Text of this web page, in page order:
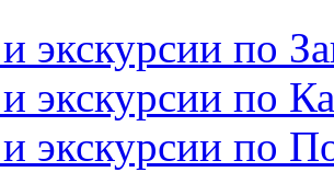
экскурсии по
экскурсии по
экскурсии по